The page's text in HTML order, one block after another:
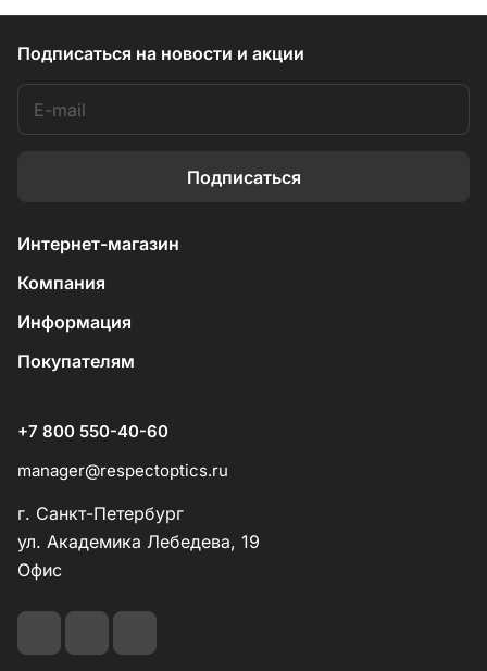
Подписаться на новости и акции
Подписаться
Интернет-магазин
Компания
Информация
Покупателям
+7 800 550-40-60
manager@respectoptics.ru
г. Санкт-Петербург
ул. Академика Лебедева, 19
Офис